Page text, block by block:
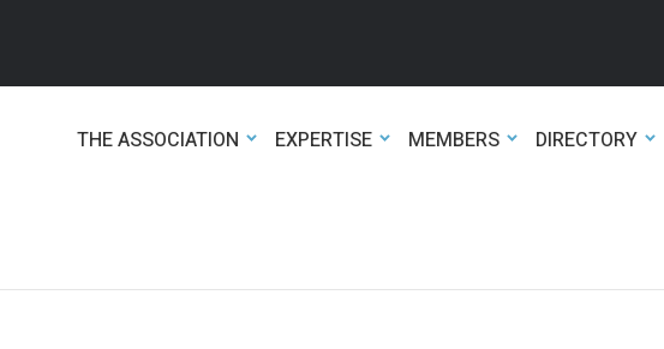
THE ASSOCIATION EXPERTISE MEMBERS DIRECTORY